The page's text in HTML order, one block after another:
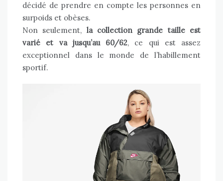
décidé de prendre en compte les personnes en
surpoids et obèses.
Non seulement, la collection grande taille est
varié et va jusqu’au 60/62, ce qui est assez
exceptionnel dans le monde de l’habillement
sportif.